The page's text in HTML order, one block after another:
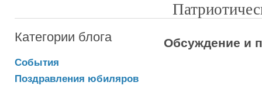
Категории блога
События
Поздравления юбиляров
Обсуждение и